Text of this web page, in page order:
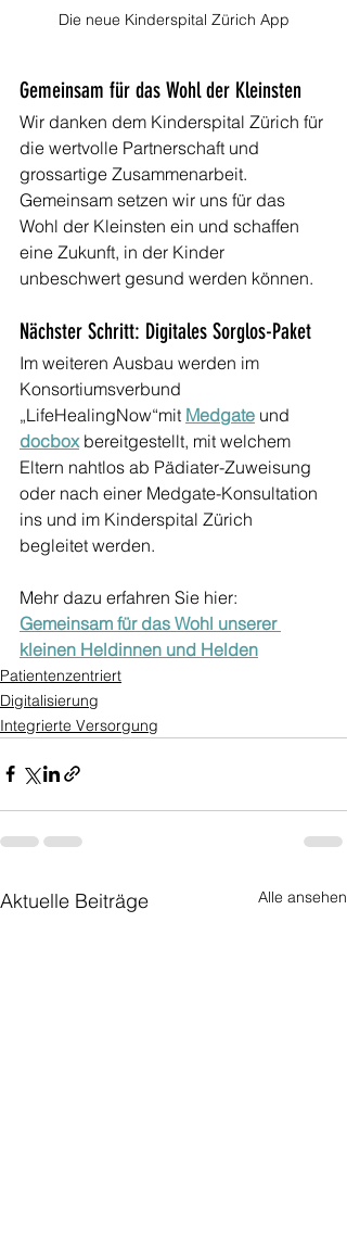
Die neue Kinderspital Zürich App
Gemeinsam für das Wohl der Kleinsten
Wir danken dem Kinderspital Zürich für
die wertvolle Partnerschaft und
grossartige Zusammenarbeit.
Gemeinsam setzen wir uns für das
Wohl der Kleinsten ein und schaffen
eine Zukunft, in der Kinder
unbeschwert gesund werden können.
Nächster Schritt: Digitales Sorglos-Paket
Im weiteren Ausbau werden im
Konsortiumsverbund
„LifeHealingNow“mit Medgate und
docbox bereitgestellt, mit welchem
Eltern nahtlos ab Pädiater-Zuweisung
oder nach einer Medgate-Konsultation
ins und im Kinderspital Zürich
begleitet werden.
Mehr dazu erfahren Sie hier:
Gemeinsam für das Wohl unserer
kleinen Heldinnen und Helden
Patientenzentriert
Digitalisierung
Integrierte Versorgung
Aktuelle Beiträge Alle ansehen